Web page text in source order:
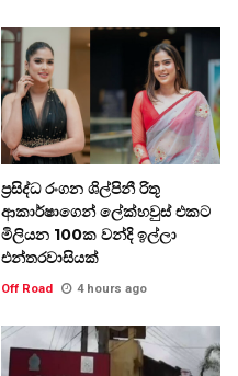
ප්‍රසිද්ධ රංගන ශිල්පිනී රිතූ
ආකාර්ෂාගෙන් ලේක්හවුස් එකට
මිලියන 100ක වන්දි ඉල්ලා
එන්තරවාසියක්
Off Road 4 hours ago